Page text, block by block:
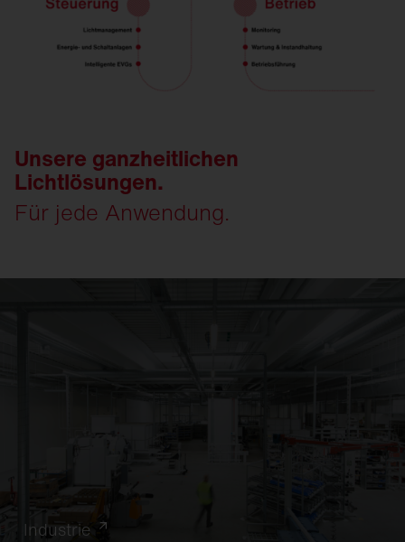
Unsere ganzheitlichen
Lichtlösungen.
Für jede Anwendung.
Industrie